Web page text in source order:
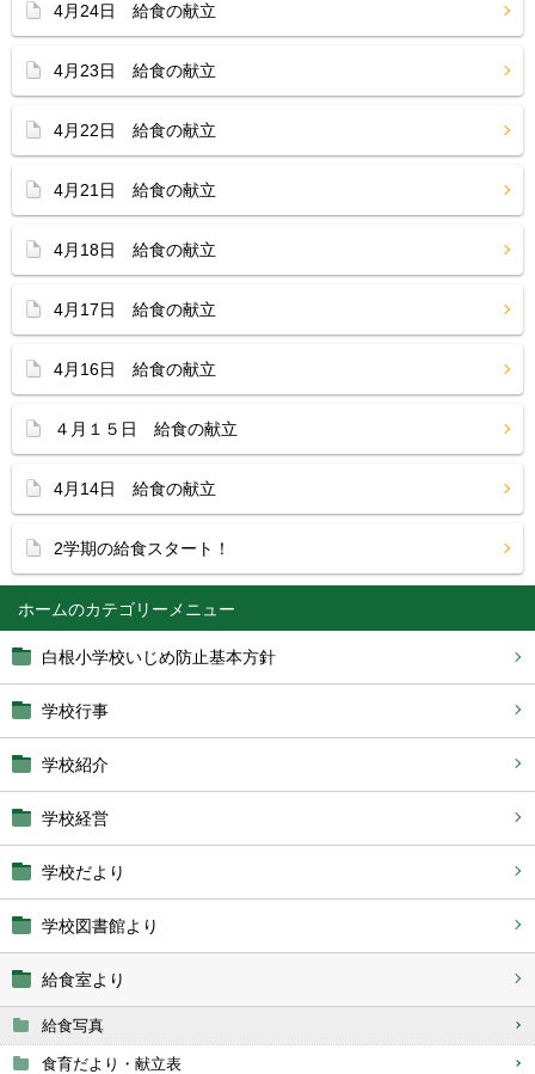
ホーム
白根小学校いじめ防止基本方針
学校行事
学校紹介
学校経営
学校だより
学校図書館より
給食室より
給食写真
食育だより・献立表
4月24日 給食の献立
4月23日 給食の献立
4月22日 給食の献立
4月21日 給食の献立
4月18日 給食の献立
4月17日 給食の献立
4月16日 給食の献立
４月１５日 給食の献立
4月14日 給食の献立
2学期の給食スタート！